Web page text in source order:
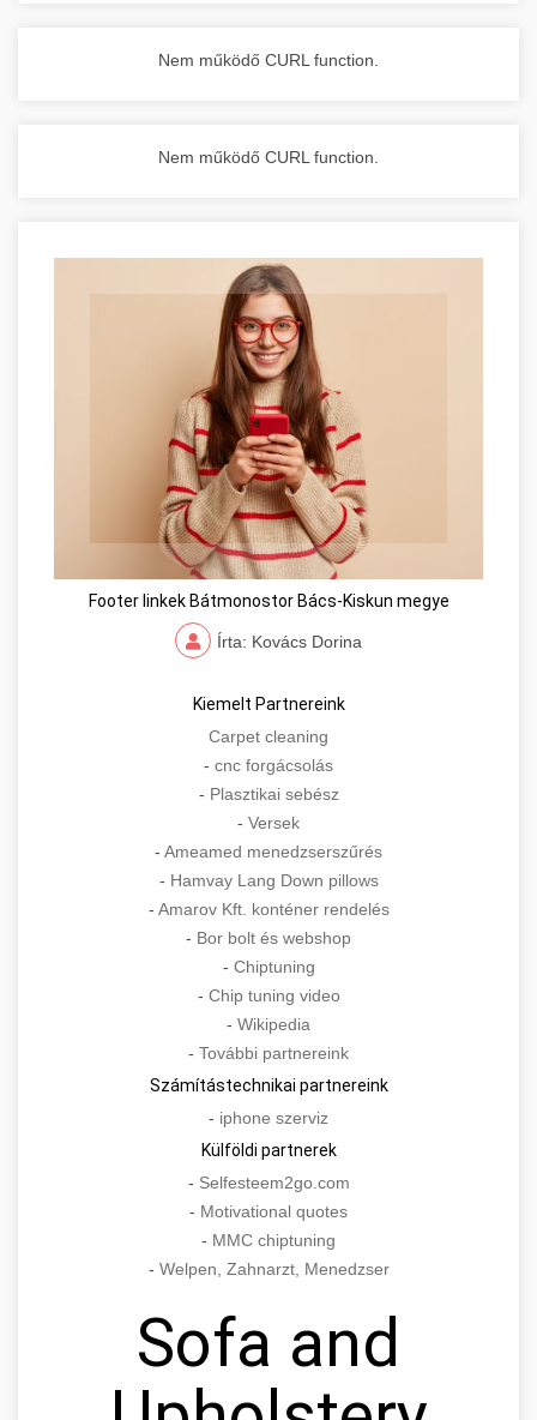
Nem működő CURL function.
Nem működő CURL function.
Footer linkek Bátmonostor Bács-Kiskun megye
Írta: Kovács Dorina
Kiemelt Partnereink
Carpet cleaning
- cnc forgácsolás
- Plasztikai sebész
- Versek
- Ameamed menedzserszűrés
- Hamvay Lang Down pillows
- Amarov Kft. konténer rendelés
- Bor bolt és webshop
- Chiptuning
- Chip tuning video
- Wikipedia
- További partnereink
Számítástechnikai partnereink
- iphone szerviz
Külföldi partnerek
- Selfesteem2go.com
- Motivational quotes
- MMC chiptuning
- Welpen, Zahnarzt, Menedzser
Sofa and